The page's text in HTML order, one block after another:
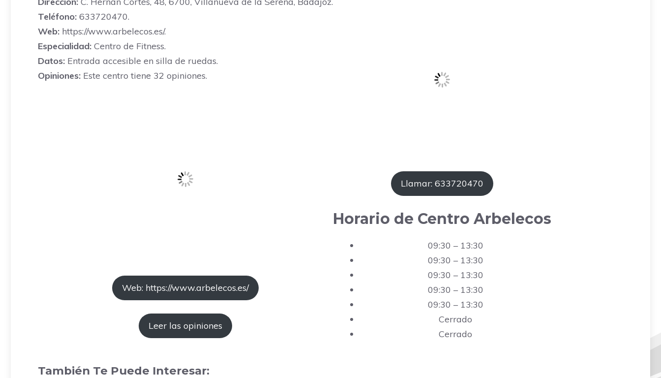
Teléfono: 633720470.
Web: https://www.arbelecos.es/.
Especialidad: Centro de Fitness.
Datos: Entrada accesible en silla de ruedas.
Opiniones: Este centro tiene 32 opiniones.
Web: https://www.arbelecos.es/
Leer las opiniones
Llamar: 633720470
Horario de Centro Arbelecos
09:30 – 13:30
09:30 – 13:30
09:30 – 13:30
09:30 – 13:30
09:30 – 13:30
Cerrado
Cerrado
También Te Puede Interesar: